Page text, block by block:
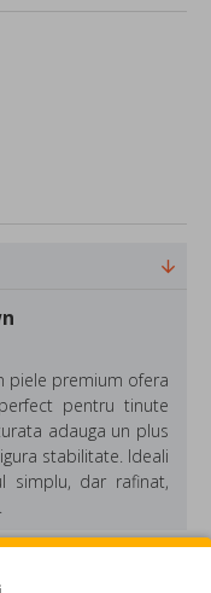
piele premium ofera
pentru tinute
adauga un plus
stabilitate. Ideali
simplu, dar rafinat,